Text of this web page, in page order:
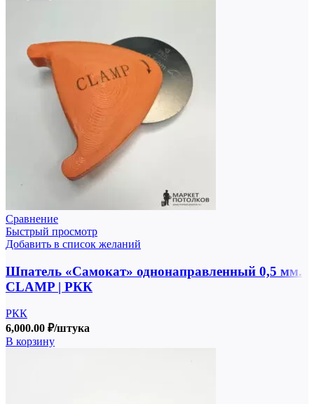
Сравнение
Быстрый просмотр
Добавить в список желаний
Шпатель «Самокат» однонаправленный 0,5 мм.
CLAMP | РКК
РКК
6,000.00 ₽/штука
В корзину